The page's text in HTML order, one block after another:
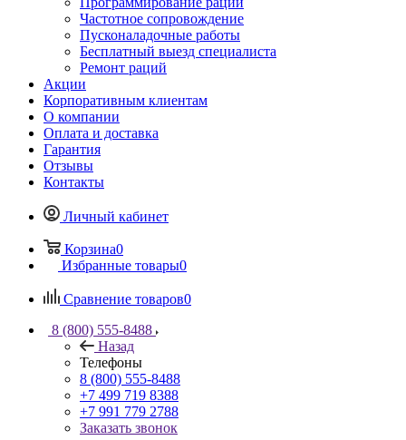
Частотное сопровождение
Пусконаладочные работы
Бесплатный выезд специалиста
Ремонт раций
Акции
Корпоративным клиентам
О компании
Оплата и доставка
Гарантия
Отзывы
Контакты
Личный кабинет
Корзина0
Избранные товары0
Сравнение товаров0
8 (800) 555-8488
Назад
Телефоны
8 (800) 555-8488
+7 499 719 8388
+7 991 779 2788
Заказать звонок